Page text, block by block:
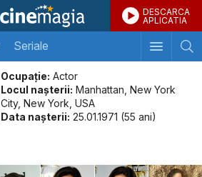
DESCARCA
APLICATIA
Seriale
Ocupație: Actor
Locul naşterii: Manhattan, New York
City, New York, USA
Data naşterii: 25.01.1971 (55 ani)